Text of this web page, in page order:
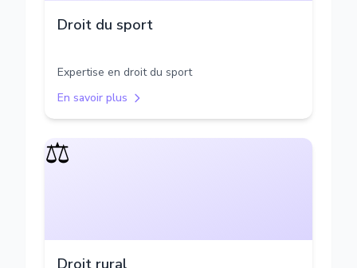
Droit du sport
Expertise en droit du sport
En savoir plus
⚖️
Droit rural